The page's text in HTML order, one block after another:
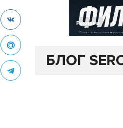
Реклама
БЛОГ